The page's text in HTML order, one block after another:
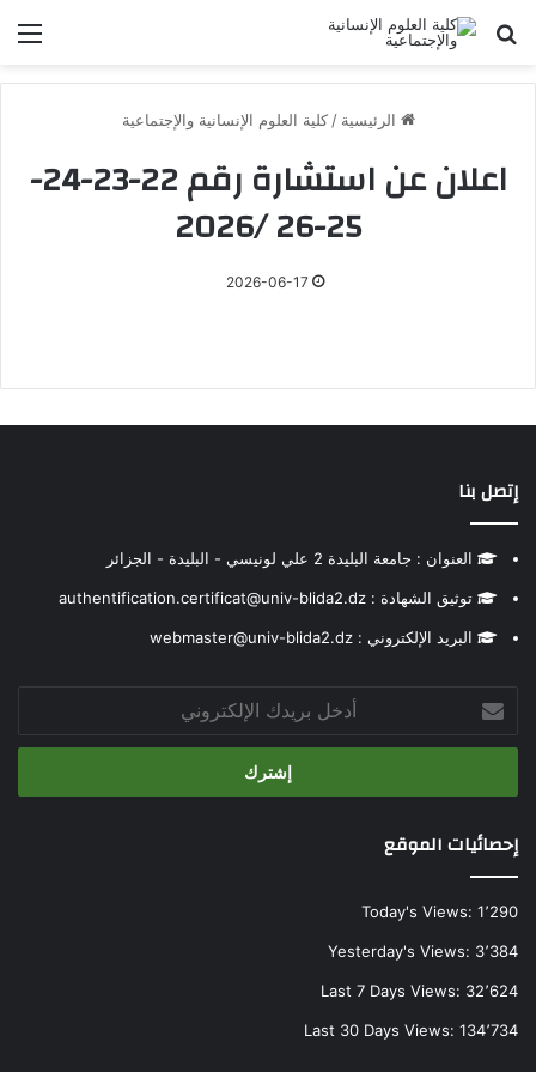
بحث عن
الرئيسية / كلية العلوم الإنسانية والإجتماعية
اعلان عن استشارة رقم 22-23-24-
25-26 /2026
2026-06-17
إتصل بنا
العنوان : جامعة البليدة 2 علي لونيسي - البليدة - الجزائر
توثيق الشهادة : authentification.certificat@univ-blida2.dz
البريد الإلكتروني : webmaster@univ-blida2.dz
بريدك
الإلكتروني
إحصائيات الموقع
Today's Views: 1٬290
Yesterday's Views: 3٬384
Last 7 Days Views: 32٬624
Last 30 Days Views: 134٬734